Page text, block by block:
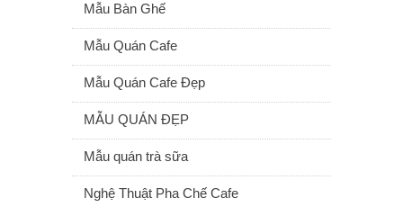
Mẫu Bàn Ghế
Mẫu Quán Cafe
Mẫu Quán Cafe Đẹp
MẪU QUÁN ĐẸP
Mẫu quán trà sữa
Nghệ Thuật Pha Chế Cafe